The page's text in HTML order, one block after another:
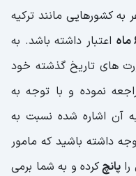
به کشورهایی مانند ترکیه
اعتبار داشته باشد. به
های تاریخ گذشته خود
به یکی از مراکز پلیس +10 مراجعه نموده و با توجه به
آن اشاره شده نسبت به
داشته باشید که مامور
پانچکرده و به شما برمی